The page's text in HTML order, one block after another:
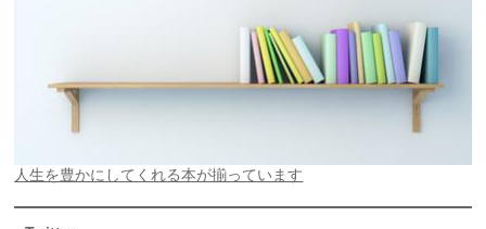
人生を豊かにしてくれる本が揃っています